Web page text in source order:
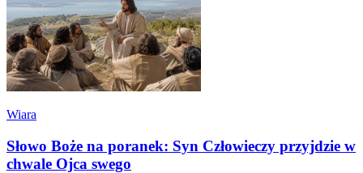
Wiara
Słowo Boże na poranek: Syn Człowieczy przyjdzie w
chwale Ojca swego